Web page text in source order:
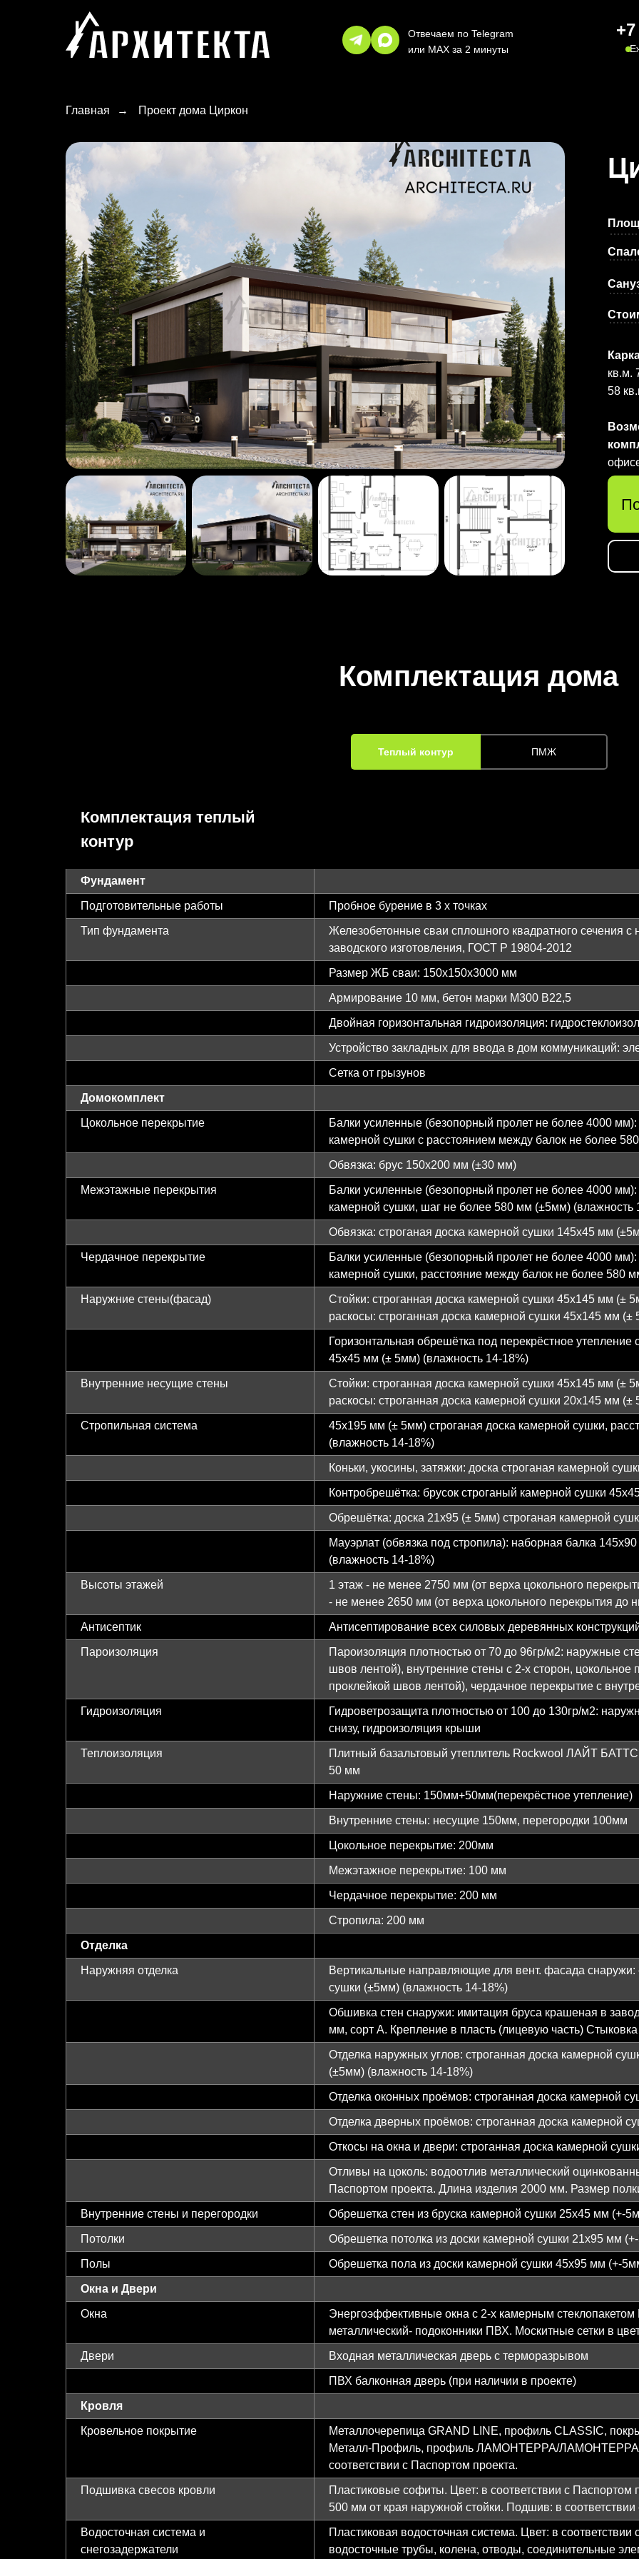
Отвечаем по Telegram
или MAX за 2 минуты
Главная → Проект дома Циркон
кв.м.
58
Комплектация дома
Теплый контур ПМЖ
Комплектация теплый
контур
Фундамент
Подготовительные работы Пробное бурение в 3 х точках
Тип фундамента
Железобетонные сваи сплошного квадратного сечения
заводского изготовления, ГОСТ Р 19804-2012
Размер ЖБ сваи: 150х150х3000 мм
Армирование 10 мм, бетон марки М300 B22,5
Двойная горизонтальная гидроизоляция: гидростеклоизол
Устройство закладных для ввода в дом коммуникаций:
Сетка от грызунов
Домокомплект
Цокольное перекрытие
Балки усиленные (безопорный пролет не более 4000
камерной сушки с расстоянием между балок не более
Обвязка: брус 150х200 мм (±30 мм)
Межэтажные перекрытия
Балки усиленные (безопорный пролет не более 4000
камерной сушки, шаг не более 580 мм (±5мм) (влажность
Обвязка: строганая доска камерной сушки 145х45 мм
Чердачное перекрытие
Балки усиленные (безопорный пролет не более 4000
камерной сушки, расстояние между балок не более 580
Наружние стены(фасад)
Стойки: строганная доска камерной сушки 45х145 мм (±
раскосы: строганная доска камерной сушки 45х145 мм
Горизонтальная обрешётка под перекрёстное
45х45 мм (± 5мм) (влажность 14-18%)
Внутренние несущие стены
Стойки: строганная доска камерной сушки 45х145 мм (±
раскосы: строганная доска камерной сушки 20х145 мм
Стропильная система
45х195 мм (± 5мм) строганая доска камерной сушки,
(влажность 14-18%)
Коньки, укосины, затяжки: доска строганая камерной
Контробрешётка: брусок строганый камерной сушки
Обрешётка: доска 21х95 (± 5мм) строганая камерной
Мауэрлат (обвязка под стропила): наборная балка
(влажность 14-18%)
Высоты этажей
1 этаж - не менее 2750 мм (от верха цокольного
- не менее 2650 мм (от верха цокольного перекрытия до
Антисептик Антисептирование всех силовых деревянных
Пароизоляция
Пароизоляция плотностью от 70 до 96гр/м2: наружные
швов лентой), внутренние стены с 2-х сторон, цокольное
проклейкой швов лентой), чердачное перекрытие с
Гидроизоляция
Гидроветрозащита плотностью от 100 до 130гр/м2:
снизу, гидроизоляция крыши
Теплоизоляция
Плитный базальтовый утеплитель Rockwool ЛАЙТ
50 мм
Наружние стены: 150мм+50мм(перекрёстное утепление)
Внутренние стены: несущие 150мм, перегородки 100мм
Цокольное перекрытие: 200мм
Межэтажное перекрытие: 100 мм
Чердачное перекрытие: 200 мм
Стропила: 200 мм
Отделка
Наружняя отделка
Вертикальные направляющие для вент. фасада
сушки (±5мм) (влажность 14-18%)
Обшивка стен снаружи: имитация бруса крашеная в
мм, сорт А. Крепление в пласть (лицевую часть)
Отделка наружных углов: строганная доска камерной
(±5мм) (влажность 14-18%)
Отделка оконных проёмов: строганная доска камерной
Отделка дверных проёмов: строганная доска камерной
Откосы на окна и двери: строганная доска камерной
Отливы на цоколь: водоотлив металлический
Паспортом проекта. Длина изделия 2000 мм. Размер
Внутренние стены и перегородки Обрешетка стен из бруска камерной сушки 25х45 мм (+-
Потолки Обрешетка потолка из доски камерной сушки 21х95 мм
Полы Обрешетка пола из доски камерной сушки 45х95 мм (+-
Окна и Двери
Окна
Энергоэффективные окна с 2-х камерным
металлический- подоконники ПВХ. Москитные сетки в
Двери Входная металлическая дверь с терморазрывом
ПВХ балконная дверь (при наличии в проекте)
Кровля
Кровельное покрытие
Металлочерепица GRAND LINE, профиль CLASSIC,
Металл-Профиль, профиль ЛАМОНТЕРРА/ЛАМОНТЕРРА
соответствии с Паспортом проекта.
Подшивка свесов кровли
Пластиковые софиты. Цвет: в соответствии с
500 мм от края наружной стойки. Подшив: в
Водосточная система и
снегозадержатели
Пластиковая водосточная система. Цвет: в
водосточные трубы, колена, отводы, соединительные